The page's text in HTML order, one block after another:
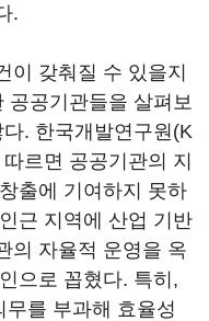
.
이 갖춰질 수 있을지
공공기관들을 살펴보
. 한국개발연구원(K
르면 공공기관의 지
출에 기여하지 못하
근 지역에 산업 기반
의 자율적 운영을 옥
으로 꼽혔다. 특히,
를 부과해 효율성